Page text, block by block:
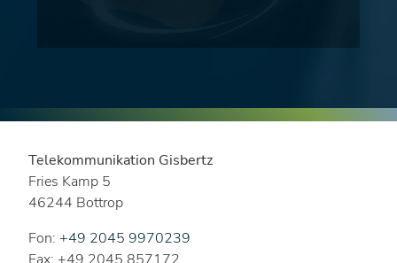
Telekommunikation Gisbertz
Fries Kamp 5
46244 Bottrop
Fon: +49 2045 9970239